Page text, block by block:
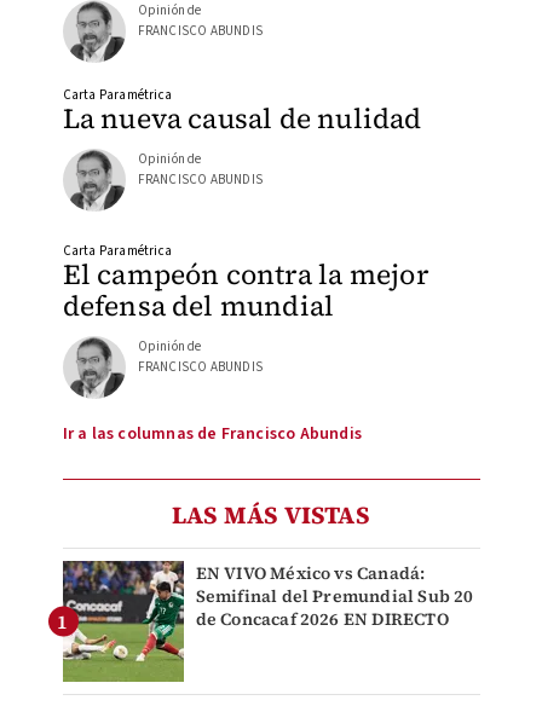
Opinión de
FRANCISCO ABUNDIS
La nueva causal de nulidad
Carta Paramétrica
Opinión de
FRANCISCO ABUNDIS
El campeón contra la mejor
defensa del mundial
Carta Paramétrica
Opinión de
FRANCISCO ABUNDIS
Ir a las columnas de Francisco Abundis
LAS MÁS VISTAS
EN VIVO México vs Canadá:
Semifinal del Premundial Sub 20
de Concacaf 2026 EN DIRECTO